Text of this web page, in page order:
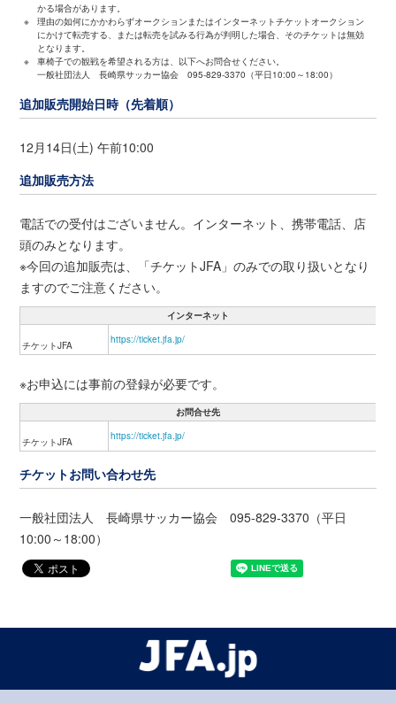
かる場合があります。
※
理由の如何にかかわらずオークションまたはインターネットチケットオークション
にかけて転売する、または転売を試みる行為が判明した場合、そのチケットは無効
となります。
※
車椅子での観戦を希望される方は、以下へお問合せください。
一般社団法人 長崎県サッカー協会 095-829-3370（平日10:00～18:00）
追加販売開始日時（先着順）
12月14日(土) 午前10:00
追加販売方法
電話での受付はございません。インターネット、携帯電話、店
頭のみとなります。
※今回の追加販売は、「チケットJFA」のみでの取り扱いとなり
ますのでご注意ください。
インターネット
チケットJFA https://ticket.jfa.jp/
※お申込には事前の登録が必要です。
お問合せ先
チケットJFA https://ticket.jfa.jp/
チケットお問い合わせ先
一般社団法人 長崎県サッカー協会 095-829-3370（平日
10:00～18:00）